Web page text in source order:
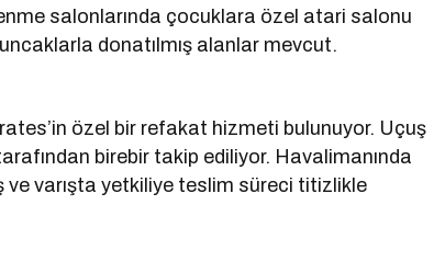
salonlarında çocuklara özel atari salonu
donatılmış alanlar mevcut.
özel bir refakat hizmeti bulunuyor. Uçuş
birebir takip ediliyor. Havalimanında
ve varışta yetkiliye teslim süreci titizlikle